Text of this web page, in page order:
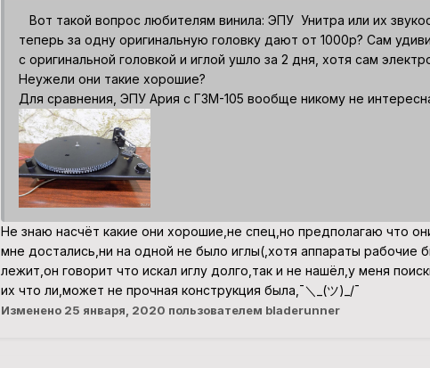
Вот такой вопрос любителям винила: ЭПУ Унитра или их
теперь за одну оригинальную головку дают от 1000р? Сам
с оригинальной головкой и иглой ушло за 2 дня, хотя сам
Неужели они такие хорошие?
Для сравнения, ЭПУ Ария с ГЗМ-105 вообще никому не
Не знаю насчёт какие они хорошие,не спец,но предполагаю что
мне достались,ни на одной не было иглы(,хотя аппараты рабочие
лежит,он говорит что искал иглу долго,так и не нашёл,у меня
их что ли,может не прочная конструкция была,¯＼_(ツ)_/¯
Изменено 25 января, 2020 пользователем bladerunner